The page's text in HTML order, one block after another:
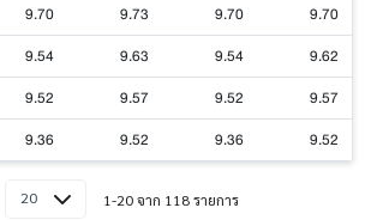
9.70 9.73 9.70
9.70
9.54 9.63 9.54
9.62
9.52 9.57 9.52
9.57
9.36 9.52 9.36 9.52
20 1-20 จาก 118 รายการ